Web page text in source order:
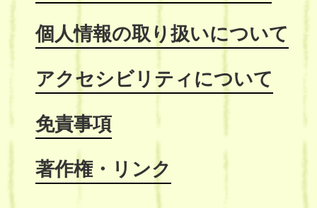
個人情報の取り扱いについて
アクセシビリティについて
免責事項
著作権・リンク